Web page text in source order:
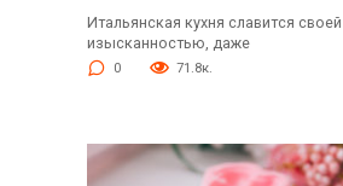
Итальянская кухня славится своей
изысканностью, даже
0 71.8к.